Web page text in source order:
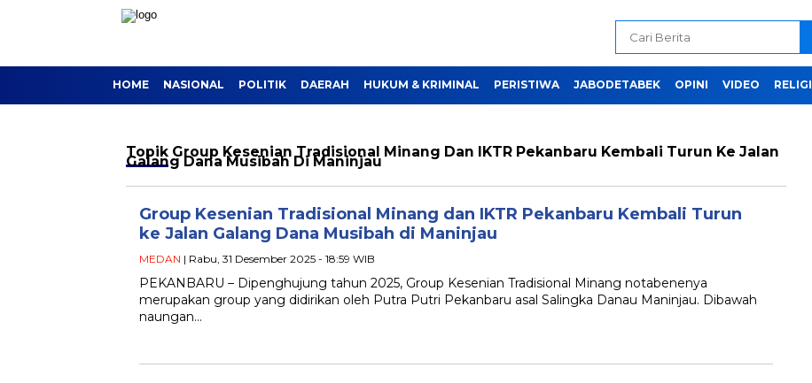
HOME NASIONAL POLITIK DAERAH HUKUM & KRIMINAL PERISTIWA JABODETABEK OPINI VIDEO RELIGI
Topik Group Kesenian Tradisional Minang Dan IKTR Pekanbaru Kembali Turun Ke Jalan
Galang Dana Musibah Di Maninjau
Group Kesenian Tradisional Minang dan IKTR Pekanbaru Kembali Turun
ke Jalan Galang Dana Musibah di Maninjau
MEDAN | Rabu, 31 Desember 2025 - 18:59 WIB
PEKANBARU – Dipenghujung tahun 2025, Group Kesenian Tradisional Minang notabenenya
merupakan group yang didirikan oleh Putra Putri Pekanbaru asal Salingka Danau Maninjau. Dibawah
naungan…